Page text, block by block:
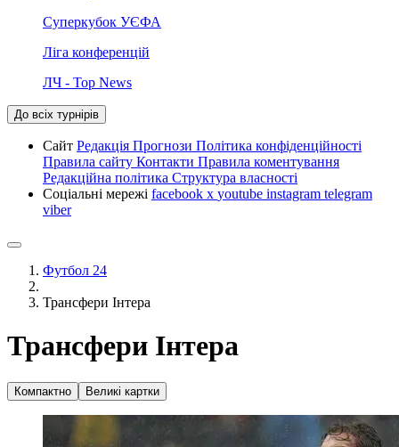
Суперкубок УЄФА
Ліга конференцій
ЛЧ - Top News
До всіх турнірів
Сайт Редакція Прогнози Політика конфіденційності
Правила сайту Контакти Правила коментування
Редакційна політика Структура власності
Соціальні мережі facebook x youtube instagram telegram
viber
Футбол 24
Трансфери Інтера
Трансфери Інтера
Компактно Великі картки